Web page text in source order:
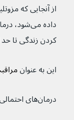
از آنجایی که
کردن زندگی تا
این به عنوان
درمان‌های احتمالی عبارتند از: